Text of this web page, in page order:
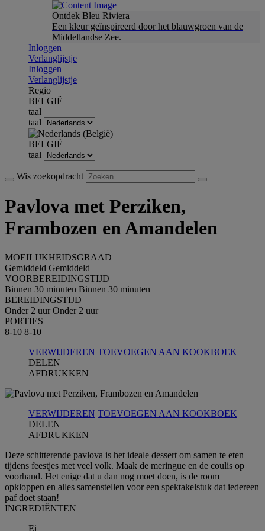
Ontdek Bleu Riviera
Een kleur geïnspireerd door het blauwgroen van de
Middellandse Zee.
Inloggen
Verlanglijstje
Inloggen
Verlanglijstje
Regio
BELGIË
taal
taal
BELGIË
taal
Wis zoekopdracht
Pavlova met Perziken,
Frambozen en Amandelen
MOEILIJKHEIDSGRAAD
Gemiddeld Gemiddeld
VOORBEREIDINGSTIJD
Binnen 30 minuten Binnen 30 minuten
BEREIDINGSTIJD
Onder 2 uur Onder 2 uur
PORTIES
8-10 8-10
VERWIJDEREN TOEVOEGEN AAN KOOKBOEK
DELEN
AFDRUKKEN
VERWIJDEREN TOEVOEGEN AAN KOOKBOEK
DELEN
AFDRUKKEN
Deze schitterende pavlova is het ideale dessert om samen te eten
tijdens feestjes met veel volk. Maak de meringue en de coulis op
voorhand. Het enige dat u dan nog moet doen, is de room
opkloppen en alles samenstellen voor een spektakelstuk dat iedereen
paf doet staan!
INGREDIЁNTEN
Ei